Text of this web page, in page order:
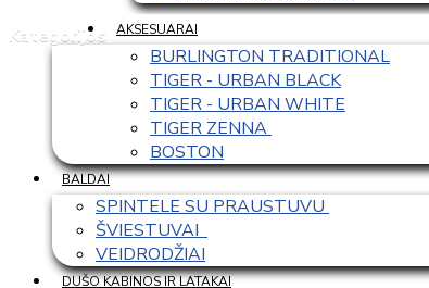
Kategorijos
AKSESUARAI
BURLINGTON TRADITIONAL
TIGER - URBAN BLACK
TIGER - URBAN WHITE
TIGER ZENNA
BOSTON
BALDAI
SPINTELE SU PRAUSTUVU
ŠVIESTUVAI
VEIDRODŽIAI
DUŠO KABINOS IR LATAKAI